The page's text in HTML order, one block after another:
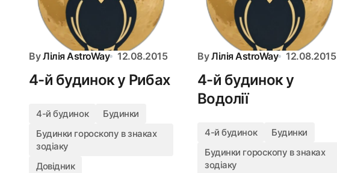
By Лілія AstroWay 12.08.2015
4-й будинок у Рибах
4-й будинок
Будинки
Будинки гороскопу в знаках
зодіаку
Довідник
By Лілія AstroWay 12.08.2015
4-й будинок у
Водолії
4-й будинок
Будинки
Будинки гороскопу в знаках
зодіаку